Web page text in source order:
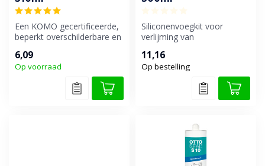
Een KOMO gecertificeerde,
beperkt overschilderbare en
siliconenk...
6,09
Op voorraad
Siliconenvoegkit voor
verlijming van
productie van aquaria. ...
11,16
Op bestelling